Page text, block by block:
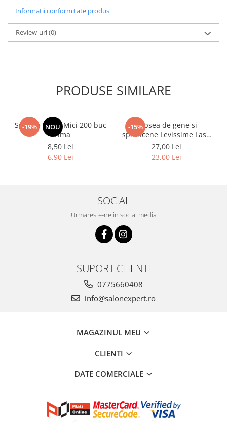
Informatii conformitate produs
Review-uri(0)
PRODUSE SIMILARE
-19% NOU
Spatule Lemn Mici 200 buc
Prima
8,50 Lei
6,90 Lei
-15%Vopsea de gene si
sprancene Levissime Lash
Color 7-7 Maro Deschis
15ml
27,00 Lei
23,00 Lei
SOCIAL
Urmareste-ne in social media
SUPORT CLIENTI
0775660408
info@salonexpert.ro
MAGAZINUL MEU
CLIENTI
DATE COMERCIALE